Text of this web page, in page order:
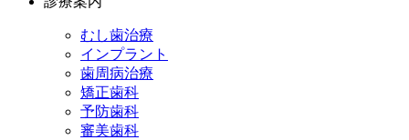
むし歯治療
インプラント
歯周病治療
矯正歯科
予防歯科
審美歯科